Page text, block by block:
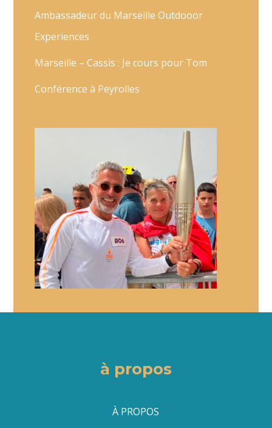
Ambassadeur du Marseille Outdooor
Experiences
Marseille – Cassis : Je cours pour Tom
Conférence à Peyrolles
à propos
À PROPOS